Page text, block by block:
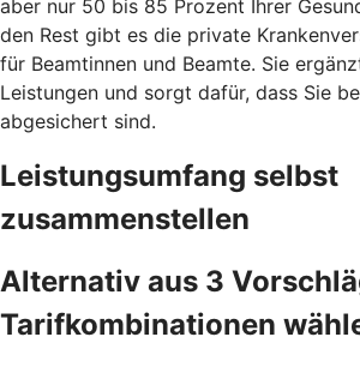
aber nur 50 bis 85 Prozent Ihrer
den Rest gibt es die private
für Beamtinnen und Beamte. Sie
Leistungen und sorgt dafür, dass Sie
abgesichert sind.
Leistungsumfang selbst
zusammenstellen
Alternativ aus 3
Tarifkombinationen